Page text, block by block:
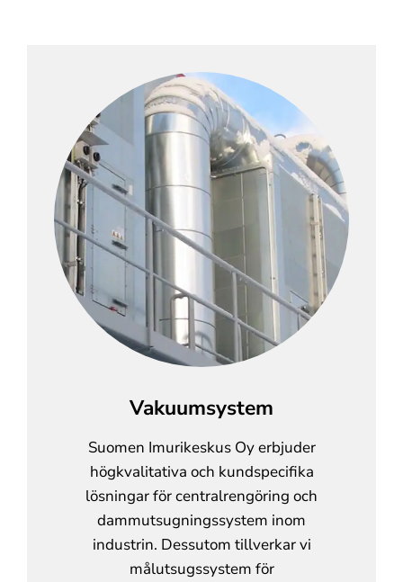
Vakuumsystem
Suomen Imurikeskus Oy erbjuder
högkvalitativa och kundspecifika
lösningar för centralrengöring och
dammutsugningssystem inom
industrin. Dessutom tillverkar vi
målutsugssystem för